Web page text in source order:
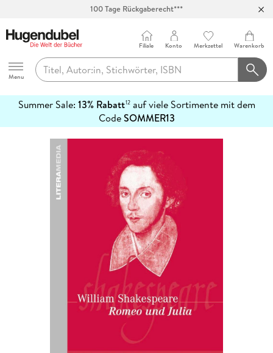
Hugendubel
Menu
Filiale Konto Merkzettel Warenkorb
Summer Sale: 13% Rabatt12auf viele Sortimente mit dem
CodeSOMMER13
erfahren